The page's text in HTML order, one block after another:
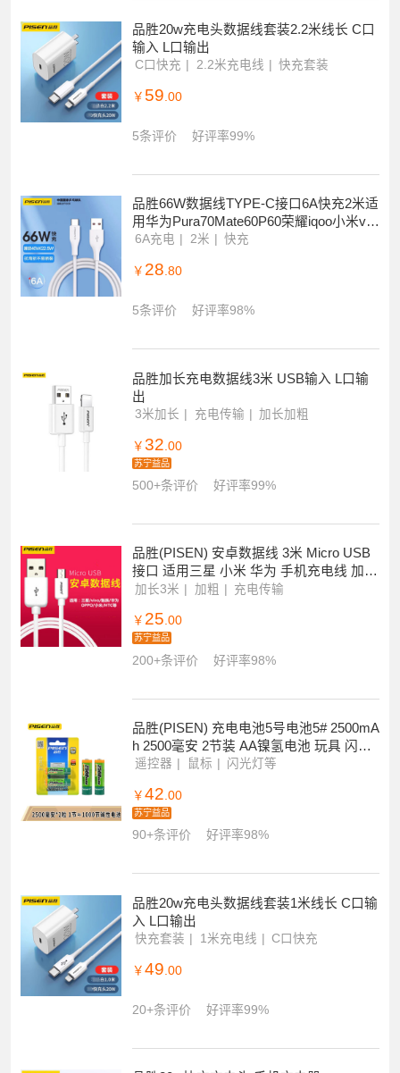
品胜20w充电头数据线套装2.2米线长 C口
输入 L口输出
C口快充 2.2米充电线 快充套装
￥ 59 .00
5条评价 好评率99%
品胜66W数据线TYPE-C接口6A快充2米适
用华为Pura70Mate60P60荣耀iqoo小米viv
o超级闪充线
6A充电 2米 快充
￥ 28.80
5条评价 好评率98%
品胜加长充电数据线3米 USB输入 L口输
出
3米加长 充电传输 加长加粗
￥ 32 .00
苏宁益品
500+条评价 好评率99%
品胜(PISEN) 安卓数据线 3米 Micro USB
接口 适用三星 小米 华为 手机充电线 加长
接口加粗线
加长3米 加粗 充电传输
￥ 25.00
苏宁益品
200+条评价 好评率98%
品胜(PISEN) 充电电池5号电池5# 2500mA
h 2500毫安 2节装 AA镍氢电池 玩具 闪光
灯 鼠标等
遥控器 鼠标 闪光灯等
￥ 42.00
苏宁益品
90+条评价 好评率98%
品胜20w充电头数据线套装1米线长 C口输
入 L口输出
快充套装 1米充电线 C口快充
￥ 49 .00
20+条评价 好评率99%